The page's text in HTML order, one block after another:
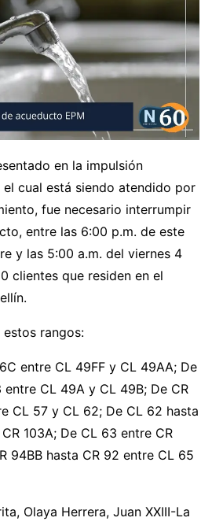
en la impulsión
el cual está siendo atendido por
fue necesario interrumpir
entre las 6:00 p.m. de este
y las 5:00 a.m. del viernes 4
clientes que residen en el
rangos:
entre CL 49FF y CL 49AA; De
entre CL 49A y CL 49B; De CR
CL 57 y CL 62; De CL 62 hasta
103A; De CL 63 entre CR
94BB hasta CR 92 entre CL 65
Olaya Herrera, Juan XXIII-La